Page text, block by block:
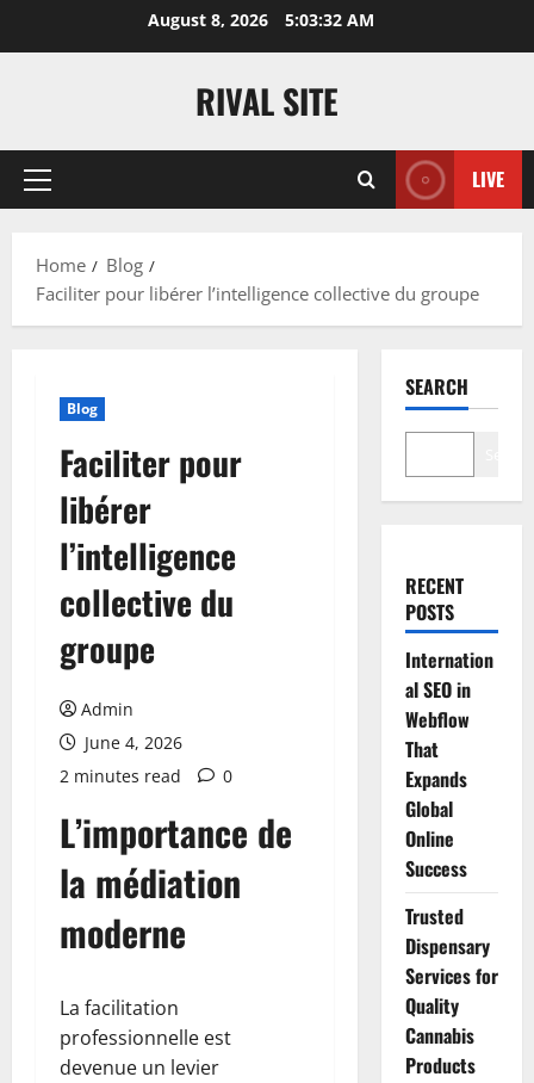
August 8, 2026 5:03:33 AM
RIVAL SITE
Primary
LIVE
Home
Blog
Faciliter pour libérer l’intelligence collective du groupe
Blog
Faciliter pour
libérer
l’intelligence
collective du
groupe
Admin
June 4, 2026
2 minutes read
0
L’importance de
la médiation
moderne
La facilitation
professionnelle est
devenue un levier
SEARCH
RECENT
POSTS
Internation
al SEO in
Webflow
That
Expands
Global
Online
Success
Trusted
Dispensary
Services for
Quality
Cannabis
Products